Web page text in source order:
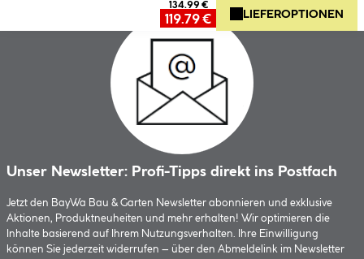
134.99 €
119.79 € LIEFEROPTIONEN
Unser Newsletter: Profi-Tipps direkt ins Postfach
Jetzt den BayWa Bau & Garten Newsletter abonnieren und exklusive
Aktionen, Produktneuheiten und mehr erhalten! Wir optimieren die
Inhalte basierend auf Ihrem Nutzungsverhalten. Ihre Einwilligung
können Sie jederzeit widerrufen – über den Abmeldelink im Newsletter